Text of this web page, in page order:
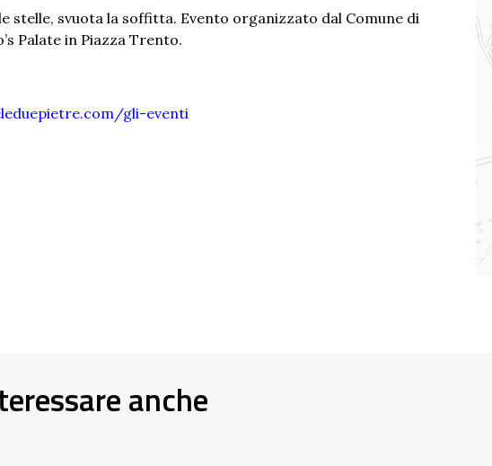
stelle, svuota la soffitta. Evento organizzato dal Comune di
Palate in Piazza Trento.
gli-eventi
anche